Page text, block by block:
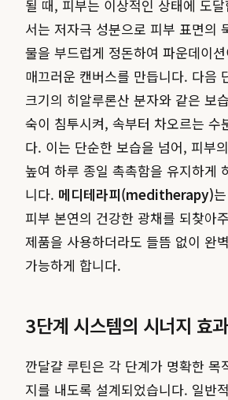
될 때, 피부는 이상적인 상태에 도
서는 저자극 성분으로 피부 표면의
물을 부드럽게 정돈하여 파운데이
매끄러운 캔버스를 만듭니다. 다음
크기의 히알루론산 분자와 같은 보
숙이 침투시켜, 속부터 차오르는 수
다. 이는 단순한 보습을 넘어, 피부
높여 하루 종일 촉촉함을 유지하게
니다. 메디테라피(meditherapy)
피부 본연의 건강한 광채를 되찾아
제품을 사용하더라도 들뜸 없이 완
가능하게 합니다.
3단계 시스템의 시너지 효과
깐달걀 루틴은 각 단계가 명확한 목
지를 내도록 설계되었습니다. 일반